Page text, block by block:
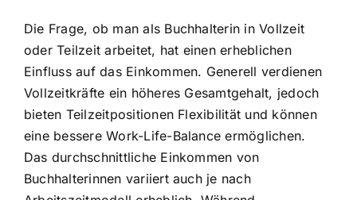
Die Frage, ob man als Buchhalterin in Vollzeit
oder Teilzeit arbeitet, hat einen erheblichen
Einfluss auf das Einkommen. Generell verdienen
Vollzeitkräfte ein höheres Gesamtgehalt, jedoch
bieten Teilzeitpositionen Flexibilität und können
eine bessere Work-Life-Balance ermöglichen.
Das durchschnittliche Einkommen von
Buchhalterinnen variiert auch je nach